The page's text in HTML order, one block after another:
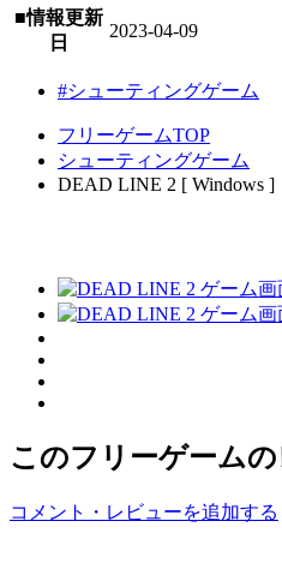
■情報更新
日
2023-04-09
#シューティングゲーム
フリーゲームTOP
シューティングゲーム
DEAD LINE 2 [ Windows ]
このフリーゲーム
コメント・レビューを追加する